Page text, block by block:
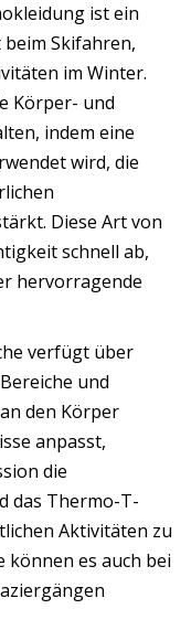
ist ein
beim Skifahren,
im Winter.
Körper- und
indem eine
wird, die
Diese Art von
schnell ab,
hervorragende
verfügt über
und
den Körper
anpasst,
die
das Thermo-T-
Aktivitäten zu
können es auch bei